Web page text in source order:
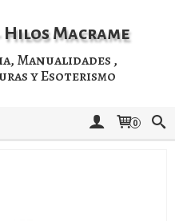
Macrame
Manualidades ,
y Esoterismo
0